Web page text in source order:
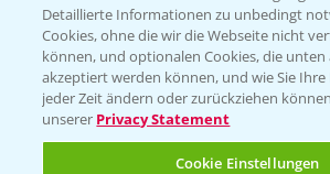
KONTAKT
Hilfe in Notfällen
T.+49 (0)214/30-20220
Detaillierte Informationen zu unbedingt
Cookies, ohne die wir die Webseite nicht
können, und optionalen Cookies, die
akzeptiert werden können, und wie Sie Ihre
jeder Zeit ändern oder zurückziehen
unserer Privacy Statement
Cookie Einstellungen